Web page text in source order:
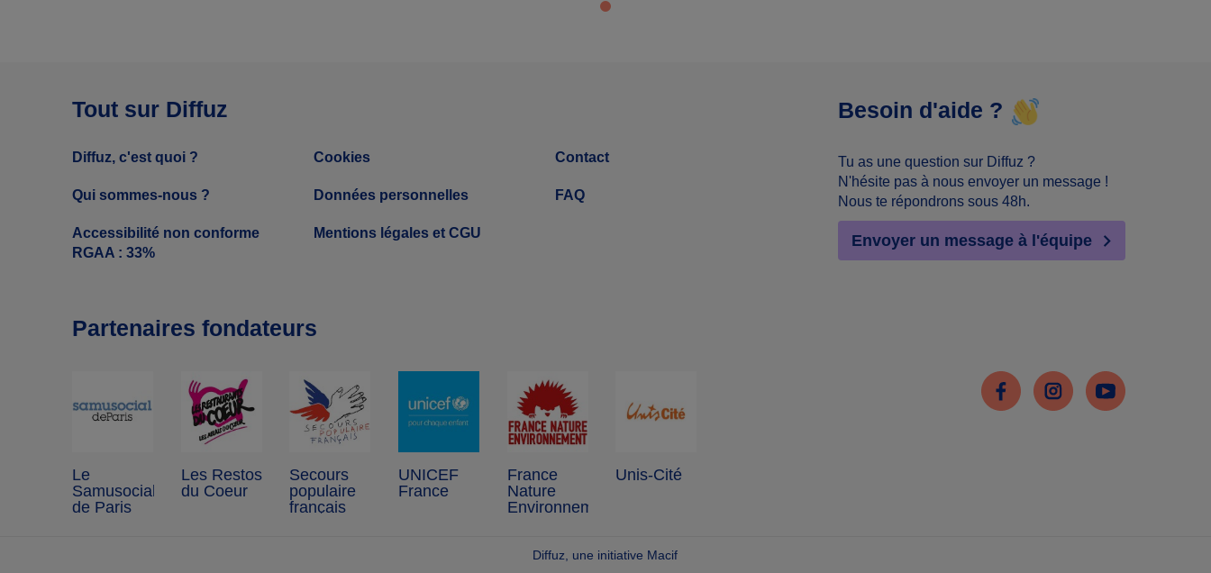
Tout sur Diffuz
Diffuz, c'est quoi ?
Qui sommes-nous ?
Accessibilité non conforme
RGAA : 33%
Cookies
Données personnelles
Mentions légales et CGU
Contact
FAQ
Besoin d'aide ?
Tu as une question sur Diffuz ?
N'hésite pas à nous envoyer un message !
Nous te répondrons sous 48h.
Envoyer un message à l'équipe
Partenaires fondateurs
Le
Samusocial
de Paris
Les Restos
du Coeur
Secours
populaire
français
UNICEF
France
France
Nature
Environnement
Unis-Cité
FacebookInstagramYoutube
Diffuz, une initiative Macif